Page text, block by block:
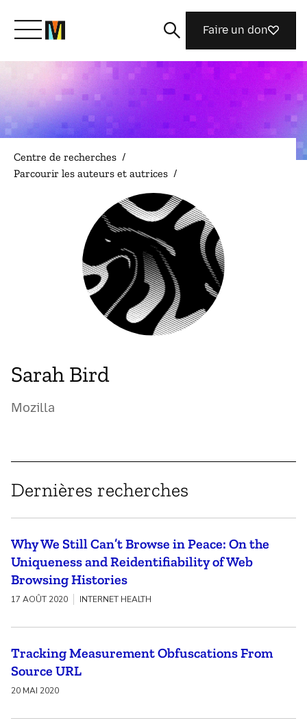
Découvrir Mozilla
Nos initiatives
Rejoignez-nous
Magazine
Faire un don
Centre de recherches /
Parcourir les auteurs et autrices /
Sarah Bird
Mozilla
Dernières recherches
Why We Still Can’t Browse in Peace: On the
Uniqueness and Reidentifiability of Web
Browsing Histories
17 AOÛT 2020 INTERNET HEALTH
Tracking Measurement Obfuscations From
Source URL
20 MAI 2020